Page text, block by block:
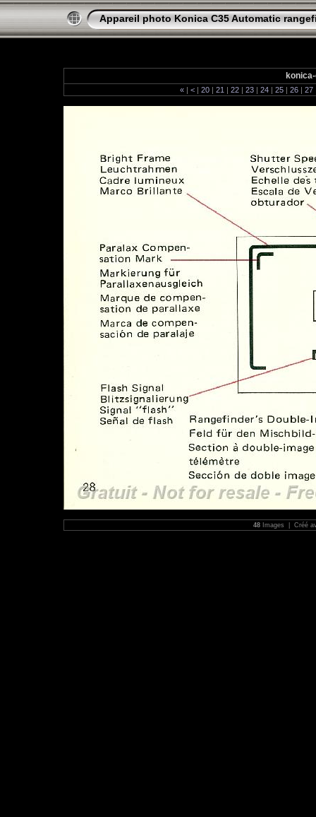
Appareil photo Konica C35 Automatic
« | < | 20 | 21 | 22 | 23 | 24 | 25 | 26 | 27
48 Images | Créé